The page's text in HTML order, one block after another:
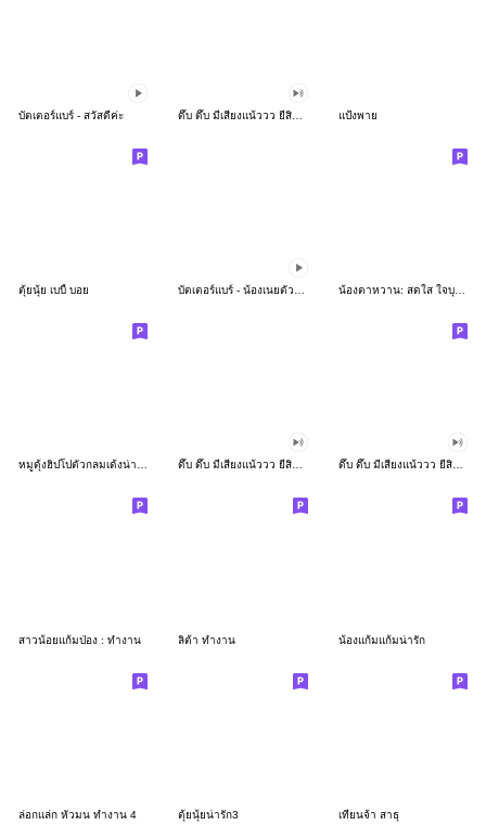
บัตเตอร์แบร์ - สวัสดีค่ะ แป้งพาย
ตุ้ยนุ้ย เบบี้ บอย น้องตาหวาน: สดใส ใจบุญ (สีพาสเทล)
หมูดุ้งฮิปโปตัวกลมเด้งน่ารัก ดึ๊บ ดึ๊บ มีเสียงแน้ววว ยี่สิบเจ็ด ดึ๊บ ดึ๊บ มีเสียงแน้ววว ยี่สิบหก
สาวน้อยแก้มป่อง : ทำงาน ลิต้า ทำงาน น้องแก้มแก้มน่ารัก
ล่อกแล่ก หัวมน ทำงาน 4 ตุ้ยนุ้ยน่ารัก3 เทียนจ้า สาธุ